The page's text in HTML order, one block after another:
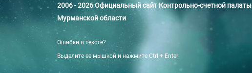
2006 - 2026 Официальный сайт Контрольно-счетной палаты
Мурманской области
Ошибки в тексте?
Выделите ее мышкой и нажмите Ctrl + Enter